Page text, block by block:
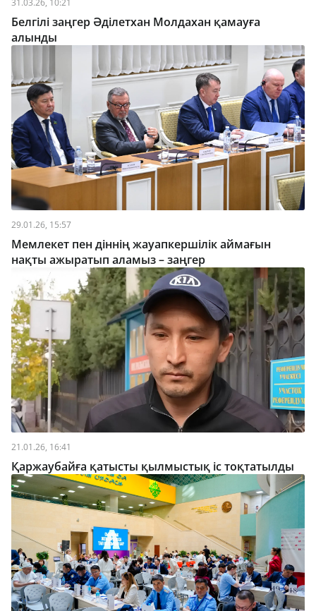
31.03.26, 10:21
Белгілі заңгер Әділетхан Молдахан қамауға
алынды
29.01.26, 15:57
Мемлекет пен діннің жауапкершілік аймағын
нақты ажыратып аламыз – заңгер
21.01.26, 16:41
Қаржаубайға қатысты қылмыстық іс тоқтатылды